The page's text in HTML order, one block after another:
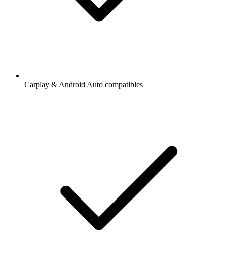
Carplay & Android Auto compatibles